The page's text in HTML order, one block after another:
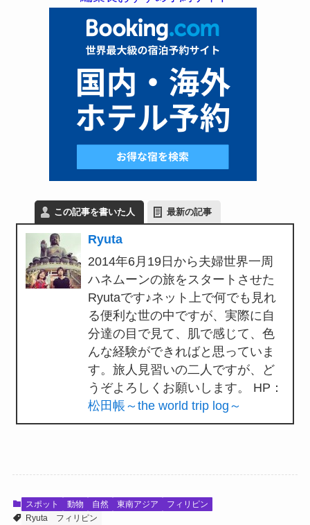
この記事を書いた人 最新の記事
Ryuta
2014年6月19日から夫婦世界一周
ハネムーンの旅をスタートさせた
Ryutaです♪ネット上で何でも見れ
る便利な世の中ですが、実際に自
分達の目で見て、肌で感じて、色
んな経験ができればと思っていま
す。旅人見習いの二人ですが、ど
うぞよろしくお願いします。 HP：
松田帳～the world trip log～
スポット 動物 自然 東南アジア
フィリピン
Ryuta
フィリピン